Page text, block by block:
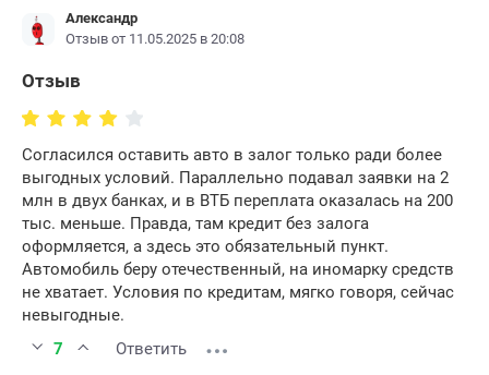
Александр
Отзыв от 11.05.2025 в 20:08
Отзыв
Согласился оставить авто в залог только ради более
выгодных условий. Параллельно подавал заявки на 2
млн в двух банках, и в ВТБ переплата оказалась на 200
тыс. меньше. Правда, там кредит без залога
оформляется, а здесь это обязательный пункт.
Автомобиль беру отечественный, на иномарку средств
не хватает. Условия по кредитам, мягко говоря, сейчас
невыгодные.
7
Ответить